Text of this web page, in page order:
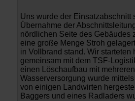
Uns wurde der Einsatzabschnitt
Übernahme der
nördlichen Seite des Gebäudes
eine große Menge Stroh
in Vollbrand stand. Wir starteten
gemeinsam mit dem TSF-
einen Löschaufbau mit
Wasserversorgung wurde
von einigen Landwirten
Baggers und eines Radladers